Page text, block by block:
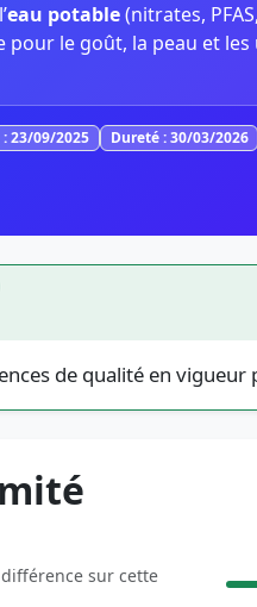
eau potable(nitrates,
le goût, la peau et les
: 23/09/2025
Dureté : 30/03/2026
de qualité en
sur cette